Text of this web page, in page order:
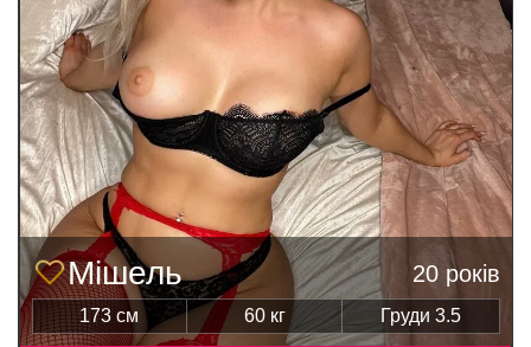
Мішель 20 років
173 см 60 кг Груди 3.5